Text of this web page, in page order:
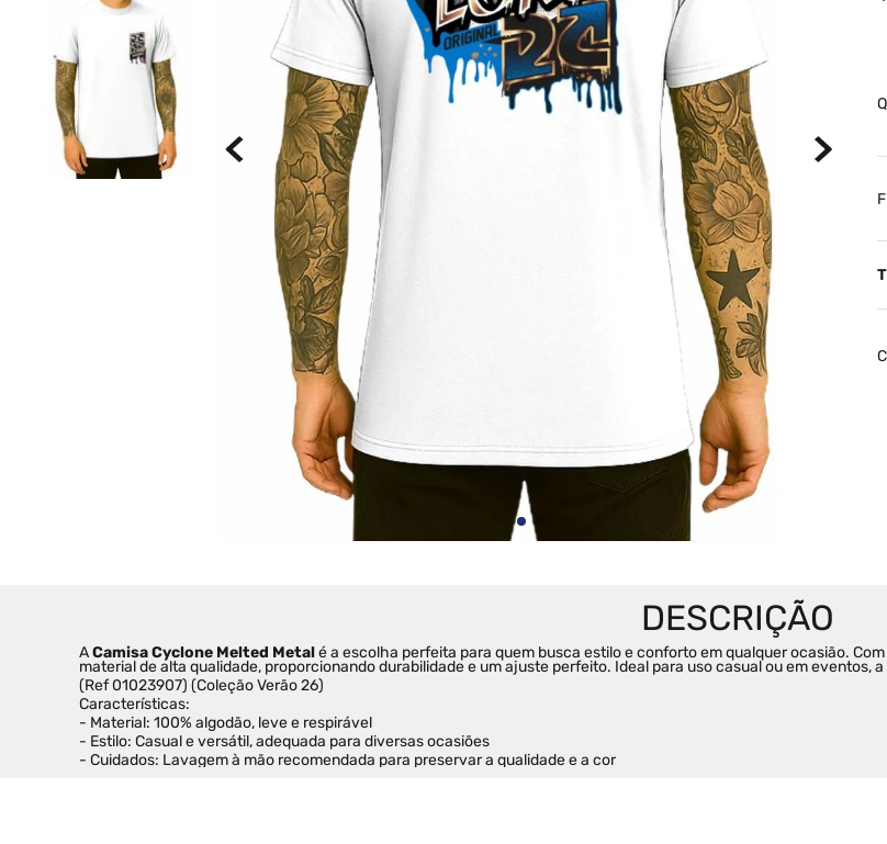
A Camisa Cyclone Melted Metal é a escolha perfeita para quem busca estilo e conforto em qualquer ocasião.
material de alta qualidade, proporcionando durabilidade e um ajuste perfeito. Ideal para uso casual ou em eventos, a
(Ref 01023907) (Coleção Verão 26)
Características:
- Material: 100% algodão, leve e respirável
- Estilo: Casual e versátil, adequada para diversas ocasiões
- Cuidados: Lavagem à mão recomendada para preservar a qualidade e a cor
10º Camiseta